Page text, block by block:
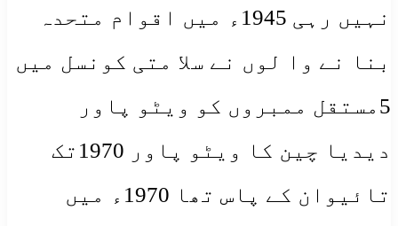
نہیں رہی 1945ء میں اقوام متحدہ
بنا نے وا لوں نے سلا متی کونسل میں
5مستقل ممبروں کو ویٹو پاور
دیدیا چین کا ویٹو پاور 1970تک
تائیوان کے پاس تھا 1970ء میں